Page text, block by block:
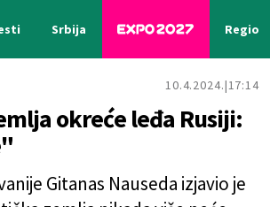
Srbija Region
10.4.2024. 17:14
okreće leđa Rusiji:
Gitanas Nauseda izjavio je